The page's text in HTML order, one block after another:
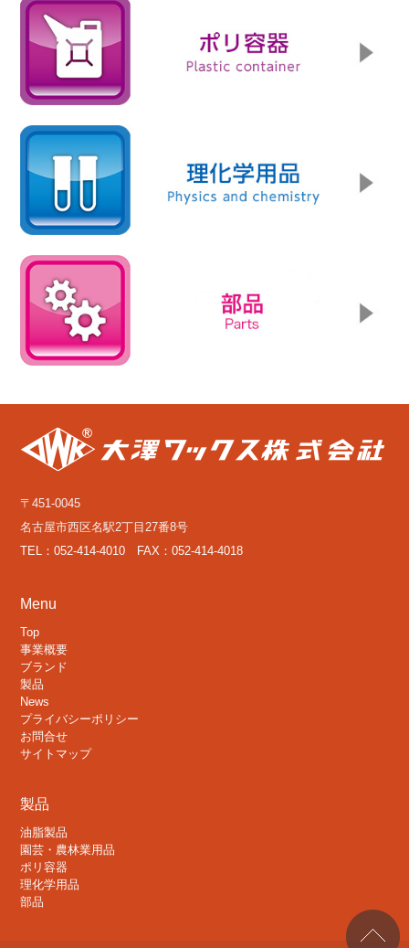
〒451-0045
名古屋市西区名駅2丁目27番8号
TEL：052-414-4010 FAX：052-414-4018
Menu
Top
事業概要
ブランド
製品
News
プライバシーポリシー
お問合せ
サイトマップ
製品
油脂製品
園芸・農林業用品
ポリ容器
理化学用品
部品